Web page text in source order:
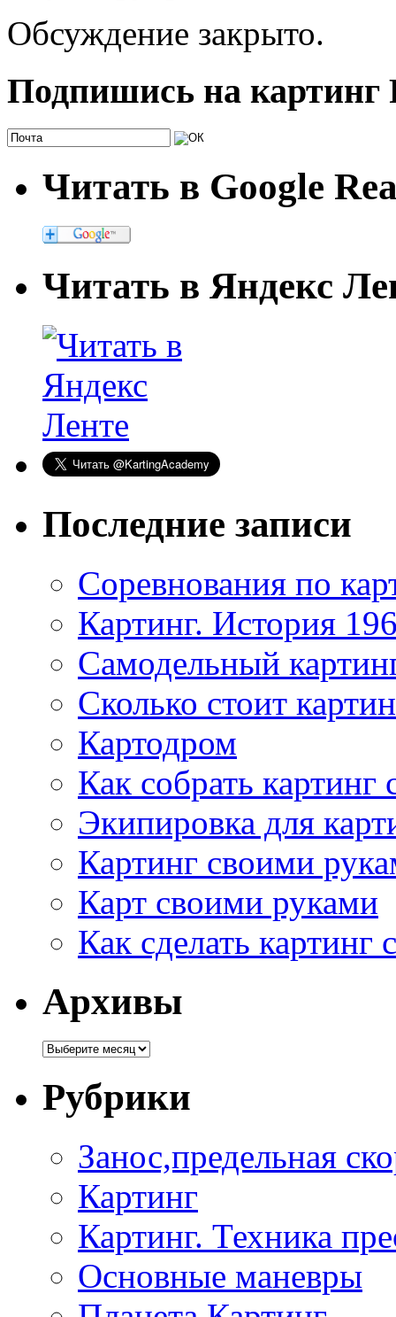
Обсуждение закрыто.
Подпишись на картинг
Читать в Google
Читать в Яндекс
Последние записи
Соревнования по
Картинг. История
Самодельный
Сколько стоит
Картодром
Как собрать
Экипировка для
Картинг своими
Карт своими руками
Как сделать
Архивы
Рубрики
Занос,предельная
Картинг
Картинг. Техника
Основные маневры